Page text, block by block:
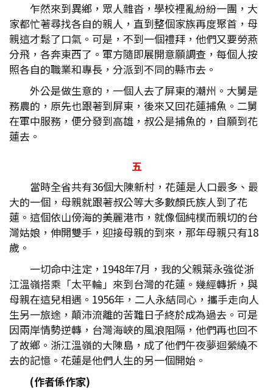
乍然來到異鄉，眾人雜沓，學校裡亂紛紛一團，大
家都忙著尋找各自的親人，直到整個家族再度聚首，母
親這才鬆了口氣。可是，不到一個禮拜，他們又要勞燕
分飛，各奔東西了。軍方隨即展開意願調查，每個人按
照各自的職業和專長，分派到不同的縣市去。
外公是做生意的，一個人去了屏東的潮州。大舅是
務農的，原先也跟著到屏東，後來又回花蓮捕魚。二舅
在軍中服務，便分發到高雄，叔公是捕魚的，自願到花
蓮去。
五
當時全省共有36個大陳新村，花蓮是人口最多、最
大的一個，母親就跟著叔公等大多數顏氏族人到了花
蓮。這個依山傍海的美麗港市，就像個純樸而親切的台
灣姑娘，伸開雙手，迎接母親的到來，那年母親只有18
歲。
一切命中注定，1948年7月，我的父親葉永強從浙
江溫嶺搭乘「太平輪」來到台灣的花蓮。幾經轉折，與
母親在這兒相遇。1956年，二人永結同心，攜手走向人
生另一旅途，顛沛流離的苦難日子終於成為過去。可是
因兩岸情勢逆轉，台灣海峽的風浪阻隔，他們再也回不
了故鄉。浙江溫嶺的大陳島，成了他們午夜夢迴縈繞不
去的記憶。花蓮是他們人生的另一個開始。
(作者係作家)